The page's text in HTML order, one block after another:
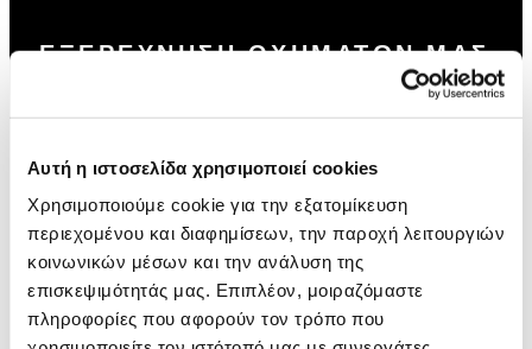
Αυτή η ιστοσελίδα χρησιμοποιεί cookies
Χρησιμοποιούμε cookie για την εξατομίκευση
περιεχομένου και διαφημίσεων, την παροχή λειτουργιών
κοινωνικών μέσων και την ανάλυση της
επισκεψιμότητάς μας. Επιπλέον, μοιραζόμαστε
πληροφορίες που αφορούν τον τρόπο που
ΕΞΕΡΕΥΝΗΣΗ ΟΧΗΜΑΤΩΝ ΜΑΣ